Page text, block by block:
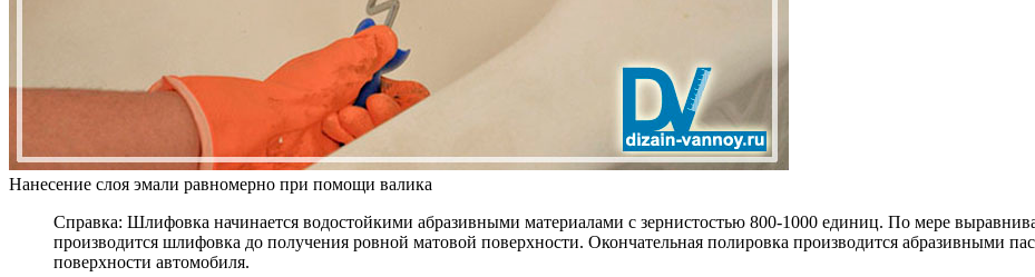
Нанесение слоя эмали равномерно при помощи валика
Справка: Шлифовка начинается водостойкими абразивными материалами с зернистостью 800-1000 единиц. По мере
производится шлифовка до получения ровной матовой поверхности. Окончательная полировка производится абразивными
поверхности автомобиля.